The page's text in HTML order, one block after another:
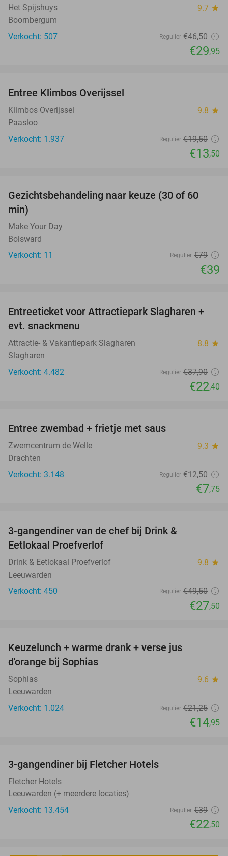
Het Spijshuys 9.7 star
Boornbergum
Verkocht: 507
Regulier €46,50
€29,95
Entree Klimbos Overijssel
Klimbos Overijssel 9.8 star
Paasloo
Verkocht: 1.937
Regulier €19,50
€13,50
51%
Gezichtsbehandeling naar keuze (30 of 60
min)
Make Your Day
Bolsward
Verkocht: 11
Regulier €79
€39
41%
Entreeticket voor Attractiepark Slagharen +
evt. snackmenu
Attractie- & Vakantiepark Slagharen 8.8 star
Slagharen
Verkocht: 4.482
Regulier €37,90
€22,40
Entree zwembad + frietje met saus
Zwemcentrum de Welle 9.3 star
Drachten
Verkocht: 3.148
Regulier €12,50
€7,75
3-gangendiner van de chef bij Drink &
Eetlokaal Proefverlof
Drink & Eetlokaal Proefverlof 9.8 star
Leeuwarden
Verkocht: 450
Regulier €49,50
€27,50
Keuzelunch + warme drank + verse jus
d'orange bij Sophias
Sophias 9.6 star
Leeuwarden
Verkocht: 1.024
Regulier €21,25
€14,95
3-gangendiner bij Fletcher Hotels
Fletcher Hotels
Leeuwarden (+ meerdere locaties)
Verkocht: 13.454
Regulier €39
€22,50